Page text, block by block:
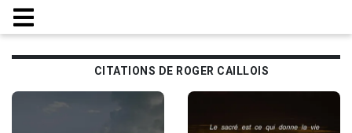
CITATIONS DE ROGER CAILLOIS